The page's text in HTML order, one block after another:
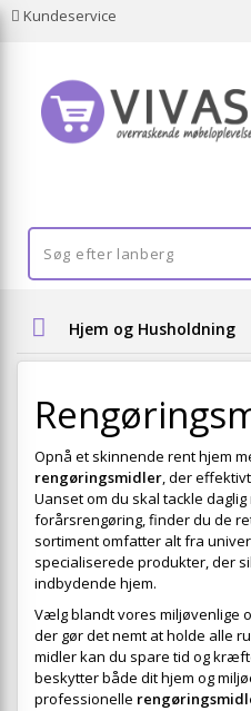
Kundeservice
Hjem og Husholdning
Opnå et skinnende rent hjem
rengøringsmidler, der
Uanset om du skal tackle
forårsrengøring, finder du de
sortiment omfatter alt fra
specialiserede produkter, der
indbydende hjem.
Vælg blandt vores miljøvenlige
der gør det nemt at holde alle
midler kan du spare tid og
beskytter både dit hjem og
professionelle